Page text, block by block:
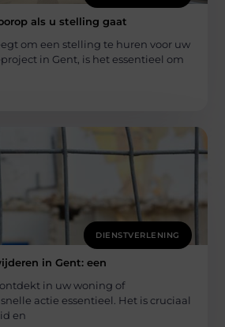
als u stelling gaat
om een stelling te huren voor uw
in Gent, is het essentieel om
DIENSTVERLENING
in Gent: een
in uw woning of
actie essentieel. Het is cruciaal
en